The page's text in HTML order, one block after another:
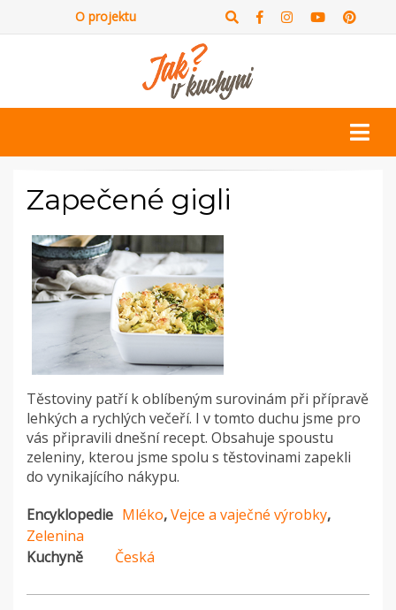
O projektu
Zapečené gigli
Těstoviny patří k oblíbeným surovinám při přípravě
lehkých a rychlých večeří. I v tomto duchu jsme pro
vás připravili dnešní recept. Obsahuje spoustu
zeleniny, kterou jsme spolu s těstovinami zapekli
do vynikajícího nákypu.
Encyklopedie Mléko,Vejce a vaječné výrobky,
Zelenina
Kuchyně
Česká